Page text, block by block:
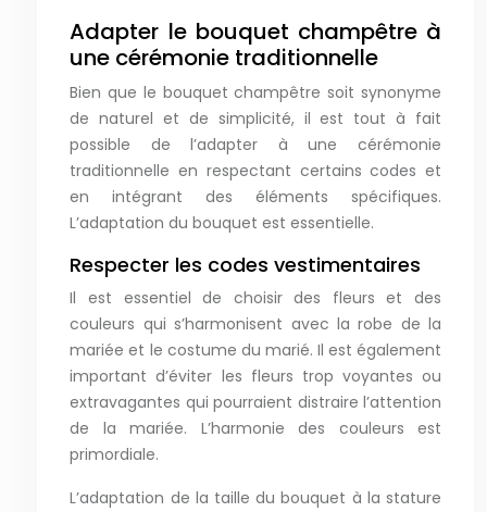
Adapter le bouquet champêtre à
une cérémonie traditionnelle
Bien que le bouquet champêtre soit synonyme
de naturel et de simplicité, il est tout à fait
possible de l’adapter à une cérémonie
traditionnelle en respectant certains codes et
en intégrant des éléments spécifiques.
L’adaptation du bouquet est essentielle.
Respecter les codes vestimentaires
Il est essentiel de choisir des fleurs et des
couleurs qui s’harmonisent avec la robe de la
mariée et le costume du marié. Il est également
important d’éviter les fleurs trop voyantes ou
extravagantes qui pourraient distraire l’attention
de la mariée. L’harmonie des couleurs est
primordiale.
L’adaptation de la taille du bouquet à la stature